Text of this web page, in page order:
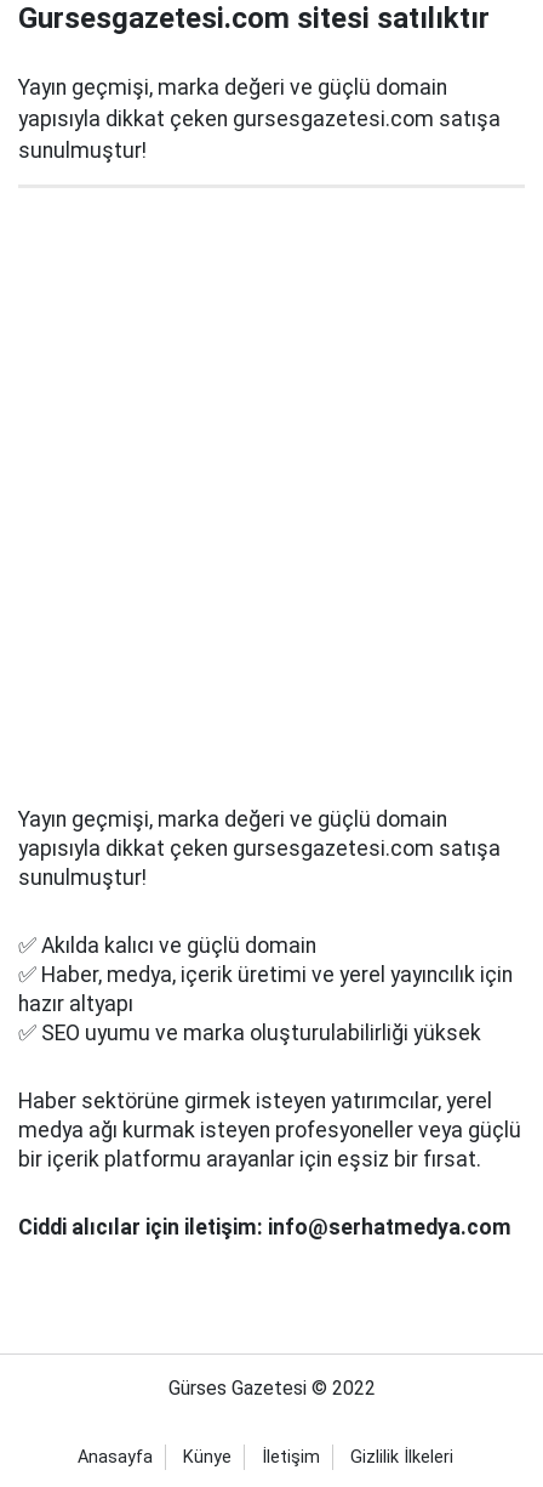
Gursesgazetesi.com sitesi satılıktır
Yayın geçmişi, marka değeri ve güçlü domain
yapısıyla dikkat çeken gursesgazetesi.com satışa
sunulmuştur!
Yayın geçmişi, marka değeri ve güçlü domain
yapısıyla dikkat çeken gursesgazetesi.com satışa
sunulmuştur!
✅ Akılda kalıcı ve güçlü domain
✅ Haber, medya, içerik üretimi ve yerel yayıncılık için
hazır altyapı
✅ SEO uyumu ve marka oluşturulabilirliği yüksek
Haber sektörüne girmek isteyen yatırımcılar, yerel
medya ağı kurmak isteyen profesyoneller veya güçlü
bir içerik platformu arayanlar için eşsiz bir fırsat.
Ciddi alıcılar için iletişim: info@serhatmedya.com
Gürses Gazetesi © 2022
Anasayfa Künye İletişim Gizlilik İlkeleri